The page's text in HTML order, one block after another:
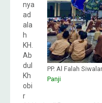
PP. Al Falah
Panji
nya
ad
ala
h
KH.
Ab
dul
Kh
obi
r